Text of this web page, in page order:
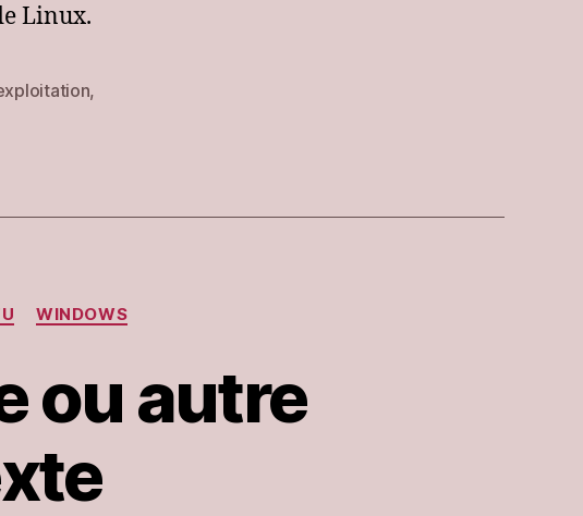
Linux.
,
WINDOWS
ou autre